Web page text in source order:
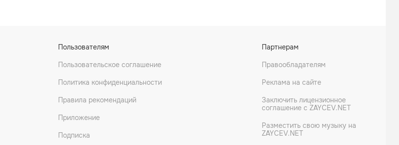
Пользователям
Пользовательское соглашение
Политика конфиденциальности
Правила рекомендаций
Приложение
Подписка
Партнерам
Правообладателям
Реклама на сайте
Заключить лицензионное
соглашение с ZAYCEV.NET
Разместить свою музыку на
ZAYCEV.NET